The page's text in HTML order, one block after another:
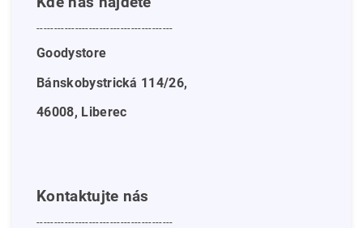
---------------------------------------
Goodystore
Bánskobystrická 114/26,
46008, Liberec
Kontaktujte nás
---------------------------------------